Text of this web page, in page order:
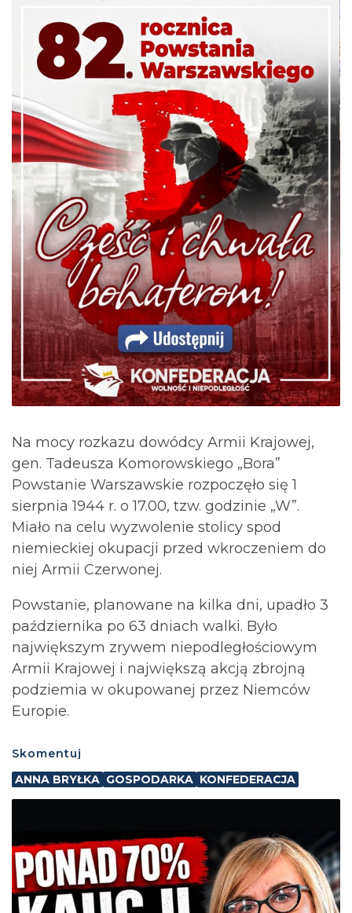
Na mocy rozkazu dowódcy Armii Krajowej,
gen. Tadeusza Komorowskiego „Bora”
Powstanie Warszawskie rozpoczęło się 1
sierpnia 1944 r. o 17.00, tzw. godzinie „W”.
Miało na celu wyzwolenie stolicy spod
niemieckiej okupacji przed wkroczeniem do
niej Armii Czerwonej.
Powstanie, planowane na kilka dni, upadło 3
października po 63 dniach walki. Było
największym zrywem niepodległościowym
Armii Krajowej i największą akcją zbrojną
podziemia w okupowanej przez Niemców
Europie.
Skomentuj
ANNA BRYŁKA GOSPODARKA KONFEDERACJA